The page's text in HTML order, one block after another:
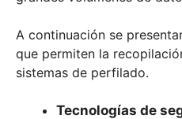
A continuación se
que permiten la
sistemas de perfilado.
Tecnologías de